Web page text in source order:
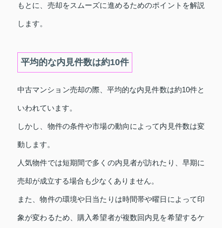
もとに、売却をスムーズに進めるためのポイントを解説
します。
平均的な内見件数は約10件
中古マンション売却の際、平均的な内見件数は約10件と
いわれています。
しかし、物件の条件や市場の動向によって内見件数は変
動します。
人気物件では短期間で多くの内見者が訪れたり、早期に
売却が成立する場合も少なくありません。
また、物件の環境や日当たりは時間帯や曜日によって印
象が変わるため、購入希望者が複数回内見を希望するケ